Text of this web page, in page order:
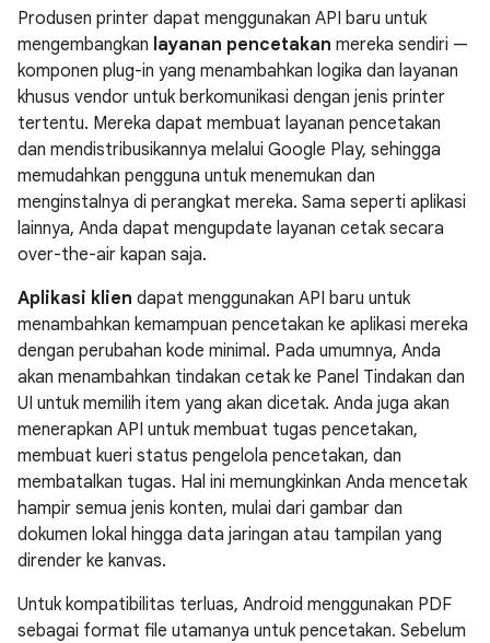
Produsen printer dapat menggunakan API baru untuk
mengembangkan layanan pencetakan mereka sendiri —
komponen plug-in yang menambahkan logika dan layanan
khusus vendor untuk berkomunikasi dengan jenis printer
tertentu. Mereka dapat membuat layanan pencetakan
dan mendistribusikannya melalui Google Play, sehingga
memudahkan pengguna untuk menemukan dan
menginstalnya di perangkat mereka. Sama seperti aplikasi
lainnya, Anda dapat mengupdate layanan cetak secara
over-the-air kapan saja.
Aplikasi klien dapat menggunakan API baru untuk
menambahkan kemampuan pencetakan ke aplikasi mereka
dengan perubahan kode minimal. Pada umumnya, Anda
akan menambahkan tindakan cetak ke Panel Tindakan dan
UI untuk memilih item yang akan dicetak. Anda juga akan
menerapkan API untuk membuat tugas pencetakan,
membuat kueri status pengelola pencetakan, dan
membatalkan tugas. Hal ini memungkinkan Anda mencetak
hampir semua jenis konten, mulai dari gambar dan
dokumen lokal hingga data jaringan atau tampilan yang
dirender ke kanvas.
Untuk kompatibilitas terluas, Android menggunakan PDF
sebagai format file utamanya untuk pencetakan. Sebelum